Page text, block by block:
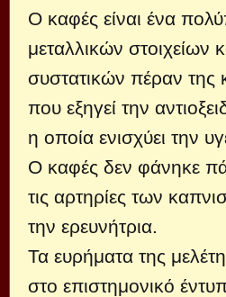
Ο καφές είναι ένα
μεταλλικών στοιχείων
συστατικών πέραν της
που εξηγεί την
η οποία ενισχύει την
Ο καφές δεν φάνηκε
τις αρτηρίες των
την ερευνήτρια.
Τα ευρήματα της
στο επιστημονικό